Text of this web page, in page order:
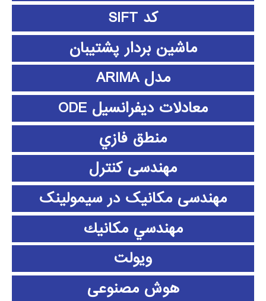
کد SIFT
ماشین بردار پشتیبان
مدل ARIMA
معادلات دیفرانسیل ODE
منطق فازي
مهندسی کنترل
مهندسی مکانیک در سیمولینک
مهندسي مكانيك
ویولت
هوش مصنوعی